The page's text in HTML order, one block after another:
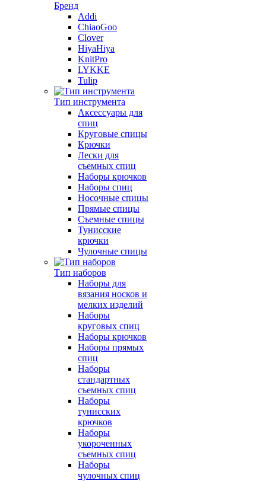
Бренд
Addi
ChiaoGoo
Clover
HiyaHiya
KnitPro
LYKKE
Tulip
Тип инструмента
Аксессуары для
спиц
Круговые спицы
Крючки
Лески для
съемных спиц
Наборы крючков
Наборы спиц
Носочные спицы
Прямые спицы
Съемные спицы
Тунисские
крючки
Чулочные спицы
Тип наборов
Наборы для
вязания носков и
мелких изделий
Наборы
круговых спиц
Наборы крючков
Наборы прямых
спиц
Наборы
стандартных
съемных спиц
Наборы
тунисских
крючков
Наборы
укороченных
съемных спиц
Наборы
чулочных спиц